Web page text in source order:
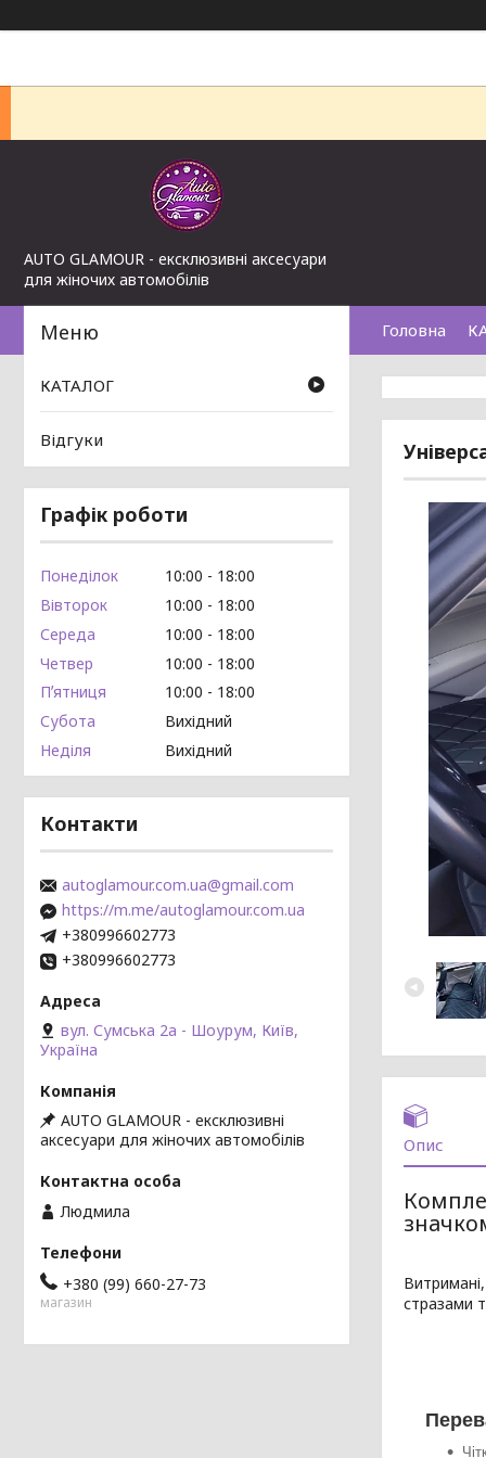
AUTO GLAMOUR - ексклюзивні аксесуари
для жіночих автомобілів
Головна
Опис
стразами
КАТАЛОГ
Відгуки
Графік роботи
Понеділок 10:00
18:00
Вівторок
10:00
18:00
Середа
10:00
18:00
Четвер
10:00
18:00
Пʼятниця
10:00
18:00
Субота
Вихідний
Неділя
Вихідний
Контакти
autoglamour.com.ua@gmail.com
https://m.me/autoglamour.com.ua
+380996602773
+380996602773
вул. Сумська 2а - Шоурум, Київ,
Україна
AUTO GLAMOUR - ексклюзивні
аксесуари для жіночих автомобілів
Людмила
+380 (99) 660-27-73
магазин